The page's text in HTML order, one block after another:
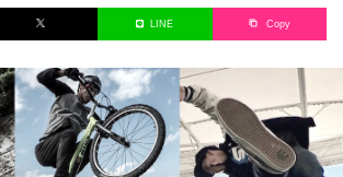
LINE Copy